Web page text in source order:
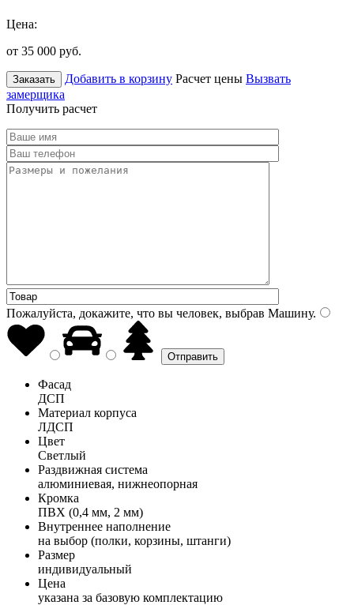
Цена:
от 35 000 руб.
Заказать Добавить в корзину Расчет цены Вызвать
замерщика
Получить расчет
Пожалуйста, докажите, что вы человек, выбрав Машину.
Фасад
ДСП
Материал корпуса
ЛДСП
Цвет
Светлый
Раздвижная система
алюминиевая, нижнеопорная
Кромка
ПВХ (0,4 мм, 2 мм)
Внутреннее наполнение
на выбор (полки, корзины, штанги)
Размер
индивидуальный
Цена
указана за базовую комплектацию